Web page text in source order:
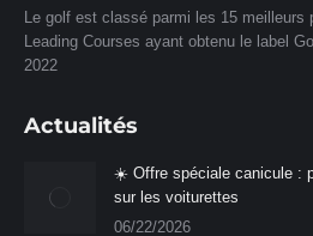
Le golf est classé parmi les 15 meilleurs
Leading Courses ayant obtenu le label
2022
Actualités
☀️ Offre spéciale canicule :
sur les voiturettes
06/22/2026